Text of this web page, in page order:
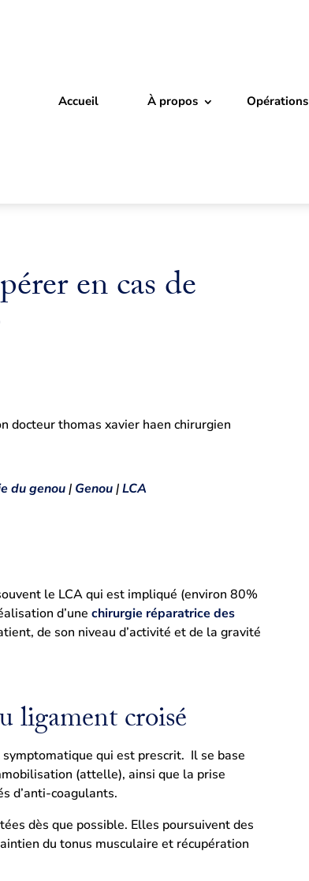
Accueil À propos Opérations
en cas de
du genou| Genou|LCA
le LCA qui est impliqué (environ 80%
d’une chirurgie réparatrice des
de son niveau d’activité et de la gravité
ligament croisé
qui est prescrit. Il se base
(attelle), ainsi que la prise
d’anti-coagulants.
dès que possible. Elles poursuivent des
du tonus musculaire et récupération